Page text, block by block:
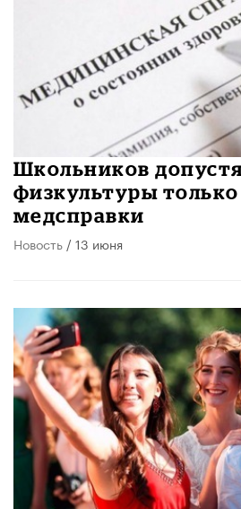
Школьников
физкультуры
медсправки
Новость / 13 июня